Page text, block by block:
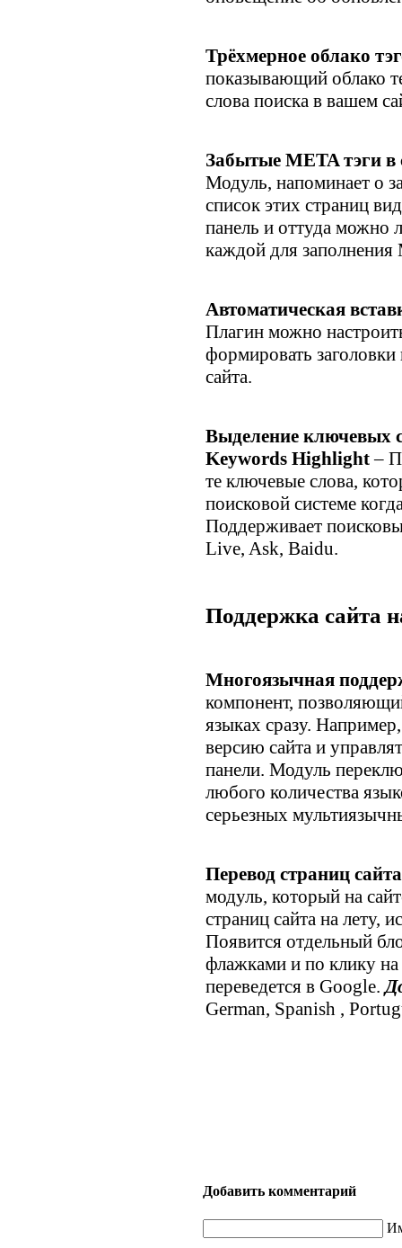
Трёхмерное облако
показывающий облако
слова поиска в вашем
Забытые META тэги
Модуль, напоминает о
список этих страниц
панель и оттуда можно
каждой для
Автоматическая
Плагин можно
формировать
сайта.
Выделение ключевых
Keywords Highlight–
те ключевые слова,
поисковой системе
Поддерживает
Live, Ask, Baidu.
Поддержка сайта
Многоязычная
компонент,
языках сразу.
версию сайта и
панели. Модуль
любого количества
серьезных
Перевод страниц
модуль, который на
страниц сайта на лету,
Появится отдельный
флажками и по клику на
переведется в Google.
German, Spanish ,
Добавить комментарий